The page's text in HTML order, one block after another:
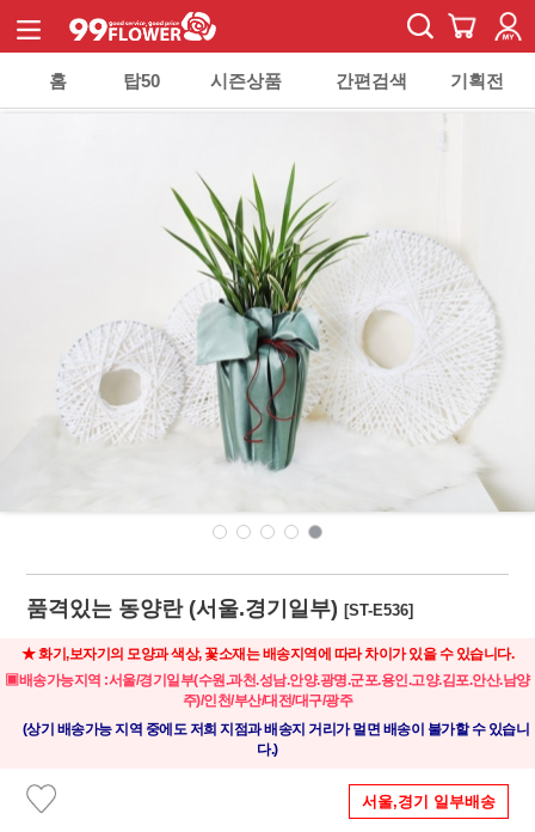
홈 탑50 시즌상품 간편검색 기획전
품격있는 동양란 (서울.경기일부)[ST-E536]
★ 화기,보자기의 모양과 색상, 꽃소재는 배송지역에 따라 차이가 있을 수 있습니다.
▣배송가능지역 :서울/경기일부(수원.과천.성남.안양.광명.군포.용인.고양.김포.안산.남양
주)/인천/부산/대전/대구/광주
(상기 배송가능 지역 중에도 저희 지점과 배송지 거리가 멀면 배송이 불가할 수 있습니
다.)
서울,경기 일부배송